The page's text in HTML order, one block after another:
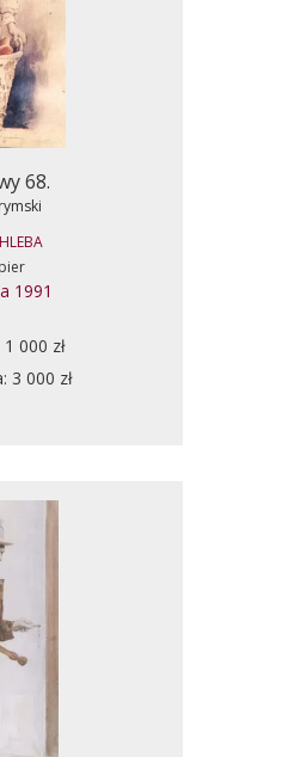
68.
1991
000 zł
3 000 zł